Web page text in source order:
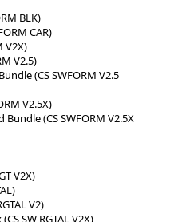
BLK)
CAR)
V2X)
V2.5)
(CS SWFORM V2.5
V2.5X)
(CS SWFORM V2.5X
V2X)
V2)
SW RGTAL V2X)